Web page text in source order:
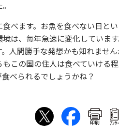
べます。お魚を食べない日と
は、毎年急速に変化していま
人間勝手な発想かも知れませ
この国の住人は食べていける
べられるでしょうかね？
印刷 ｱﾝｹ